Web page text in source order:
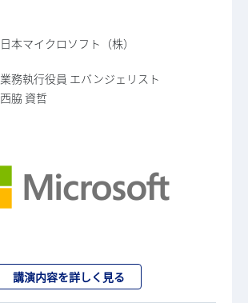
日本マイクロソフト（株）
業務執行役員 エバンジェリスト
西脇 資哲
講演内容を詳しく見る